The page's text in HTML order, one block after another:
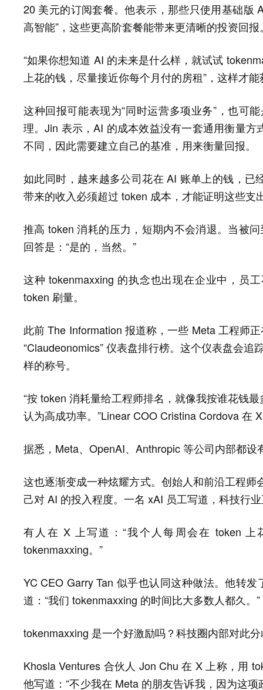
20 美元的订阅套餐。他表示，那些只使用基础版
高智能”，这些更高阶套餐能带来更清晰的投资回报
“如果你想知道 AI 的未来是什么样，就试试
上花的钱，尽量接近你每个月付的房租”，这样才能
这种回报可能表现为“同时运营多项业务”，也可
理。Jin 表示，AI 的成本效益没有一套通用衡量
不同，因此需要建立自己的基准，用来衡量回报。
如此同时，越来越多公司花在 AI 账单上的钱，
带来的收入必须超过 token 成本，才能证明这些
推高 token 消耗的压力，短期内不会消退。当被
回答是：“是的，当然。”
这种 tokenmaxxing 的执念也出现在企业中，员
token 刷量。
此前 The Information 报道称，一些 Meta 工程师
“Claudeonomics” 仪表盘排行榜。这个仪表盘会追
样的称号。
“按 token 消耗量给工程师排名，就像我按谁花钱
认为高成功率。”Linear COO Cristina Cordova 在
据悉，Meta、OpenAI、Anthropic 等公司内部都设
这也逐渐变成一种炫耀方式。创始人和前沿工程
己对 AI 的投入程度。一名 xAI 员工写道，科技行
有人在 X 上写道：“我个人每周会在 token
tokenmaxxing。”
YC CEO Garry Tan 似乎也认同这种做法。他转
道：“我们 tokenmaxxing 的时间比大多数人都久。”
tokenmaxxing 是一个好激励吗？科技圈内部对此
Khosla Ventures 合伙人 Jon Chu 在 X 上称，用
他写道：“不少我在 Meta 的朋友告诉我，因为这